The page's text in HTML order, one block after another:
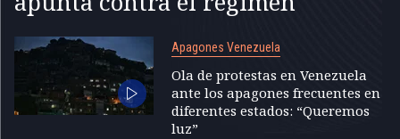
Apagones Venezuela
Ola de protestas en Venezuela
ante los apagones frecuentes en
diferentes estados: “Queremos
luz”